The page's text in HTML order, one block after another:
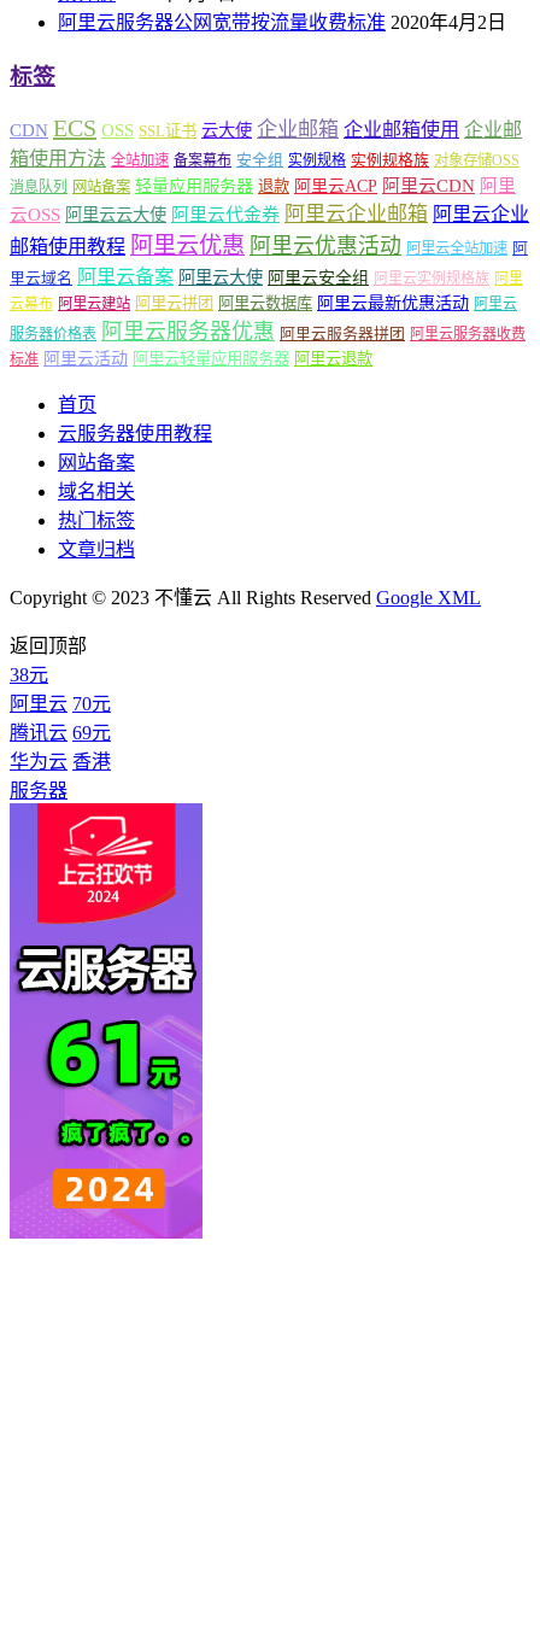
阿里云服务器公网宽带按流量收费标准 2020年4月2日
标签
CDN ECS OSS SSL证书 云大使 企业邮箱 企业邮箱使用 企业邮
箱使用方法 全站加速 备案幕布 安全组 实例规格 实例规格族 对象存储OSS
消息队列
网站备案 轻量应用服务器 退款 阿里云ACP 阿里云CDN 阿里
云OSS 阿里云云大使 阿里云代金券 阿里云企业邮箱 阿里云企业
邮箱使用教程 阿里云优惠 阿里云优惠活动 阿里云全站加速 阿
里云域名 阿里云备案 阿里云大使 阿里云安全组 阿里云实例规格族 阿里
云幕布 阿里云建站 阿里云拼团 阿里云数据库 阿里云最新优惠活动 阿里云
服务器价格表 阿里云服务器优惠 阿里云服务器拼团 阿里云服务器收费
标准 阿里云活动 阿里云轻量应用服务器 阿里云退款
首页
云服务器使用教程
网站备案
域名相关
热门标签
文章归档
Copyright © 2023 不懂云 All Rights Reserved Google XML
返回顶部
38元
阿里云 70元
腾讯云 69元
华为云 香港
服务器